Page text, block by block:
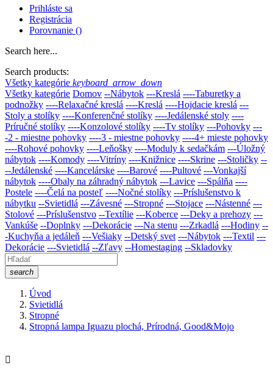
Prihláste sa
Registrácia
Porovnanie ()
Search here...
Search products:
Všetky kategórie keyboard_arrow_down
Všetky kategórie Domov --Nábytok ---Kreslá ----Taburetky a
podnožky ----Relaxačné kreslá ----Kreslá ----Hojdacie kreslá ---
Stoly a stolíky ----Konferenčné stolíky ----Jedálenské stoly ----
Príručné stolíky ----Konzolové stolíky ----Tv stolíky ---Pohovky ---
-2 - miestne pohovky ----3 - miestne pohovky ----4+ mieste pohovky
----Rohové pohovky ----Leňošky ----Moduly k sedačkám ---Úložný
nábytok ----Komody ----Vitríny ----Knižnice ----Skrine ---Stoličky --
--Jedálenské ----Kancelárske ----Barové ----Pultové ---Vonkajší
nábytok ----Obaly na záhradný nábytok ---Lavice ---Spálňa ----
Postele ----Čelá na posteľ ----Nočné stolíky ---Príslušenstvo k
nábytku --Svietidlá ---Závesné ---Stropné ---Stojace ---Nástenné ---
Stolové ---Príslušenstvo --Textílie ---Koberce ---Deky a prehozy ---
Vankúše --Doplnky ---Dekorácie ---Na stenu ---Zrkadlá ---Hodiny --
-Kuchyňa a jedáleň ---Vešiaky --Detský svet ---Nábytok ---Textil ---
Dekorácie ---Svietidlá --Zľavy --Homestaging --Skladovky
search
Úvod
Svietidlá
Stropné
Stropná lampa Iguazu plochá, Prírodná, Good&Mojo
